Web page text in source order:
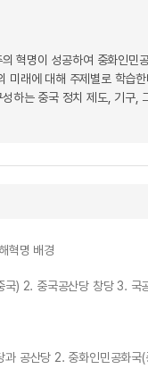
혁명이 성공하여 중화인
래에 대해 주제별로 학
하는 중국 정치 제도, 기구,
혁명 배경
국) 2. 중국공산당 창당 3. 국
과 공산당 2. 중화인민공화